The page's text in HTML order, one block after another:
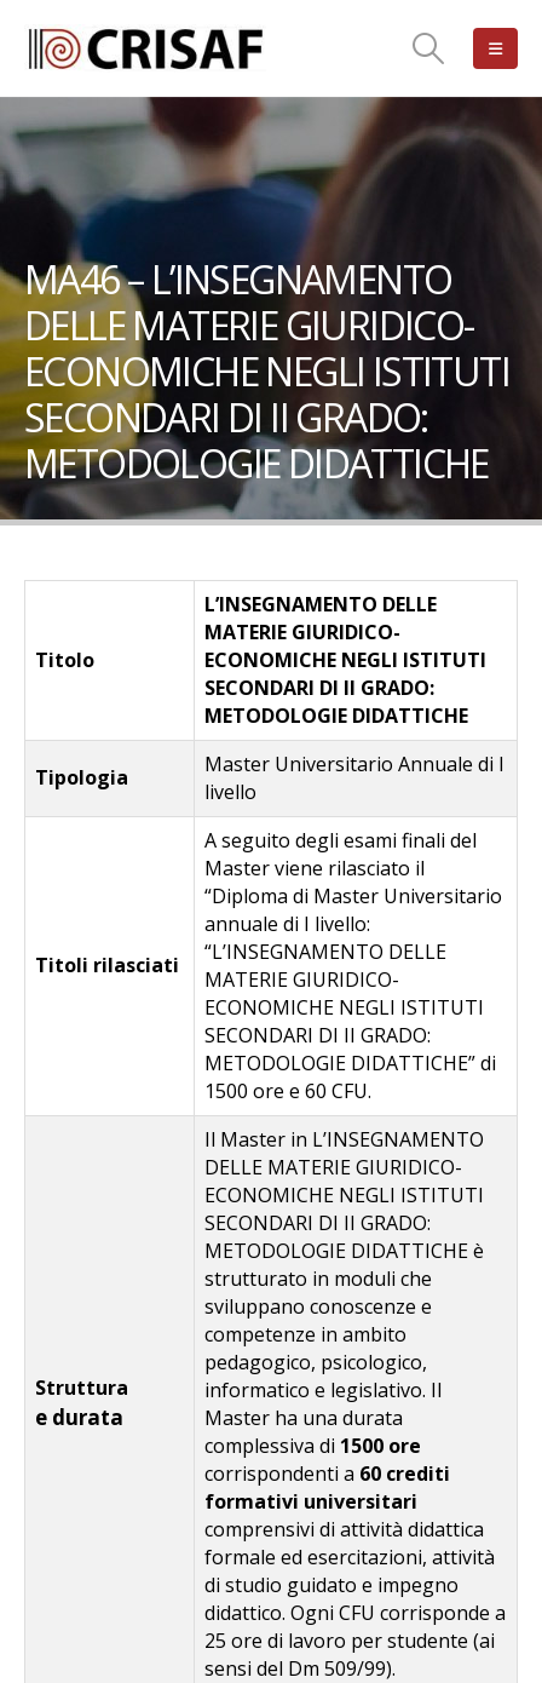
MA46 – L’INSEGNAMENTO
DELLE MATERIE GIURIDICO-
ECONOMICHE NEGLI ISTITUTI
SECONDARI DI II GRADO:
METODOLOGIE DIDATTICHE
Titolo
L’INSEGNAMENTO DELLE
MATERIE GIURIDICO-
ECONOMICHE NEGLI ISTITUTI
SECONDARI DI II GRADO:
METODOLOGIE DIDATTICHE
Tipologia
Master Universitario Annuale di I
livello
Titoli rilasciati
A seguito degli esami finali del
Master viene rilasciato il
“Diploma di Master Universitario
annuale di I livello:
“L’INSEGNAMENTO DELLE
MATERIE GIURIDICO-
ECONOMICHE NEGLI ISTITUTI
SECONDARI DI II GRADO:
METODOLOGIE DIDATTICHE” di
1500 ore e 60 CFU.
Struttura
e durata
Il Master in L’INSEGNAMENTO
DELLE MATERIE GIURIDICO-
ECONOMICHE NEGLI ISTITUTI
SECONDARI DI II GRADO:
METODOLOGIE DIDATTICHE è
strutturato in moduli che
sviluppano conoscenze e
competenze in ambito
pedagogico, psicologico,
informatico e legislativo. Il
Master ha una durata
complessiva di 1500 ore
corrispondenti a 60 crediti
formativi universitari
comprensivi di attività didattica
formale ed esercitazioni, attività
di studio guidato e impegno
didattico. Ogni CFU corrisponde a
25 ore di lavoro per studente (ai
sensi del Dm 509/99).